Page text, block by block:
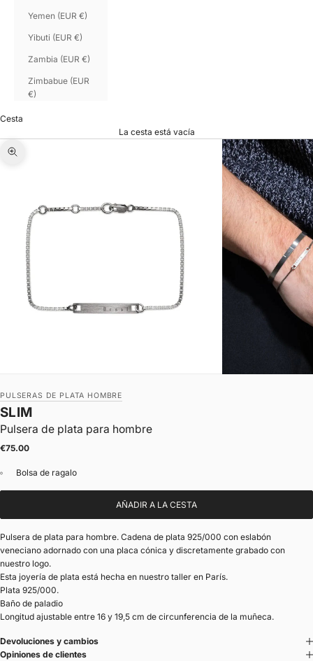
Yemen (EUR €)
Yibuti (EUR €)
Zambia (EUR €)
Zimbabue (EUR
€)
Cesta
La cesta está vacía
Zoom
PULSERAS DE PLATA HOMBRE
Pulsera de plata para hombre
SLIM
Precio de oferta
€75.00
Bolsa de ragalo
AÑADIR A LA CESTA
Pulsera de plata para hombre. Cadena de plata 925/000 con eslabón
veneciano adornado con una placa cónica y discretamente grabado con
nuestro logo.
Esta joyería de plata está hecha en nuestro taller en París.
Plata 925/000.
Baño de paladio
Longitud ajustable entre 16 y 19,5 cm de circunferencia de la muñeca.
Devoluciones y cambios
Opiniones de clientes